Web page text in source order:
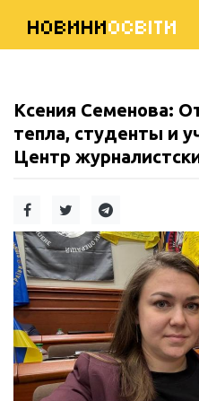
НОВИНИОСВІТИ
Ксения Семенова:
тепла, студенты и
Центр